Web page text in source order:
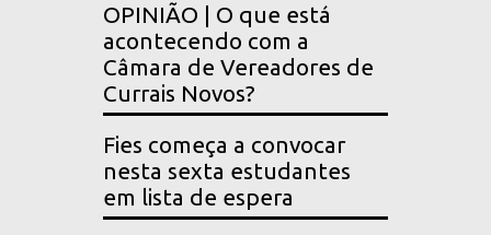
OPINIÃO | O que está
acontecendo com a
Câmara de Vereadores de
Currais Novos?
Fies começa a convocar
nesta sexta estudantes
em lista de espera